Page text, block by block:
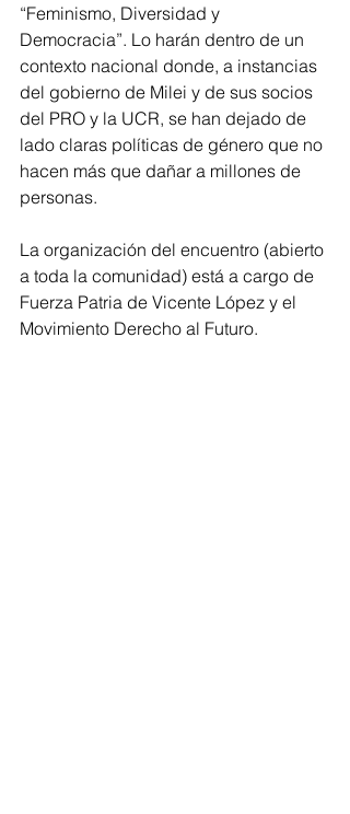
“Feminismo, Diversidad y
Democracia”. Lo harán dentro de un
contexto nacional donde, a instancias
del gobierno de Milei y de sus socios
del PRO y la UCR, se han dejado de
lado claras políticas de género que no
hacen más que dañar a millones de
personas.
La organización del encuentro (abierto
a toda la comunidad) está a cargo de
Fuerza Patria de Vicente López y el
Movimiento Derecho al Futuro.